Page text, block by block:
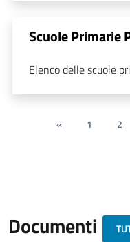
Scuole Primarie
Elenco delle scuole
« 1 2
Documenti